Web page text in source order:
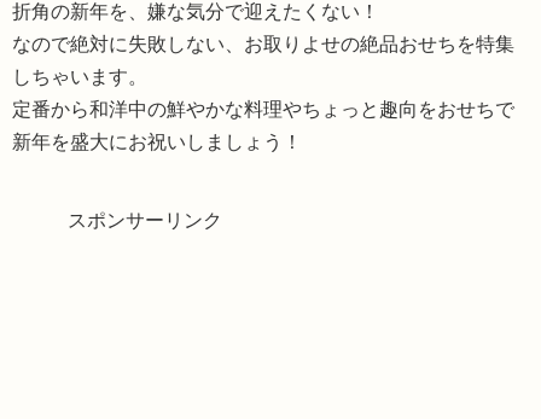
折角の新年を、嫌な気分で迎えたくない！
なので絶対に失敗しない、お取りよせの絶品おせちを特集
しちゃいます。
定番から和洋中の鮮やかな料理やちょっと趣向をおせちで
新年を盛大にお祝いしましょう！
スポンサーリンク